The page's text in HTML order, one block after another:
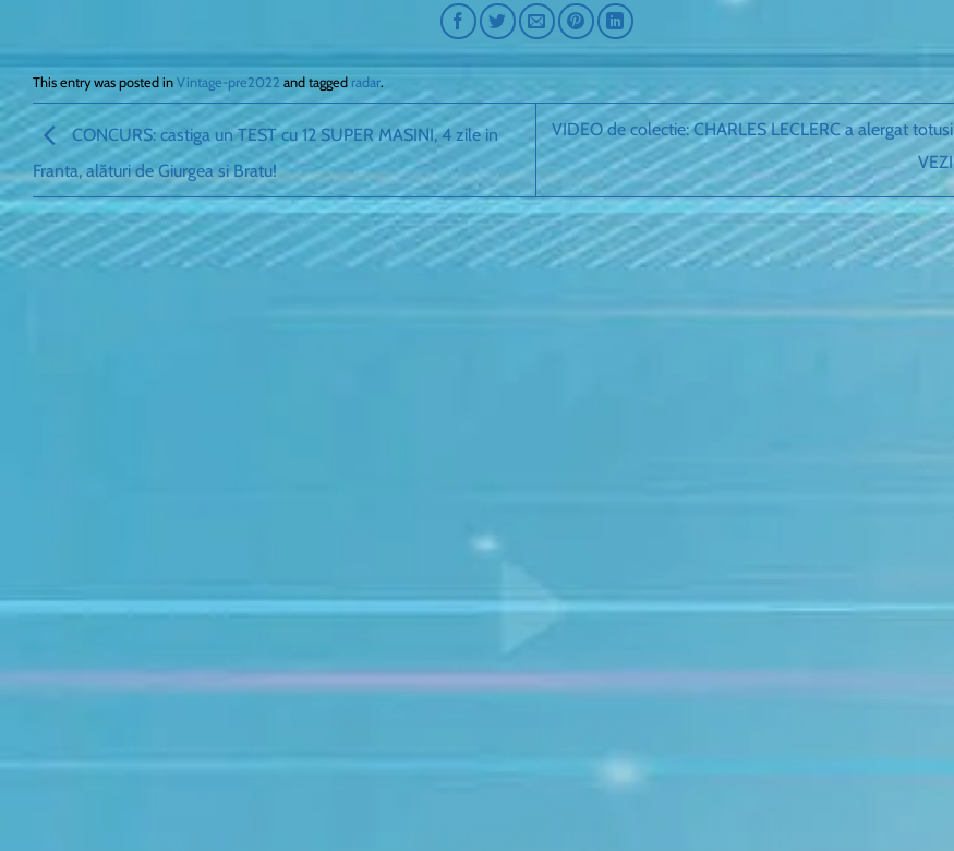
This entry was posted in Vintage-pre2022 and tagged radar.
CONCURS: castiga un TEST cu 12 SUPER MASINI, 4 zile in
Franta, alături de Giurgea si Bratu!
VIDEO de colectie: CHARLES LECLERC a alergat